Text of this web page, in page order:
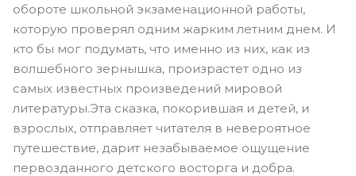
обороте школьной экзаменационной работы,
которую проверял одним жарким летним днем. И
кто бы мог подумать, что именно из них, как из
волшебного зернышка, произрастет одно из
самых известных произведений мировой
литературы.Эта сказка, покорившая и детей, и
взрослых, отправляет читателя в невероятное
путешествие, дарит незабываемое ощущение
первозданного детского восторга и добра.